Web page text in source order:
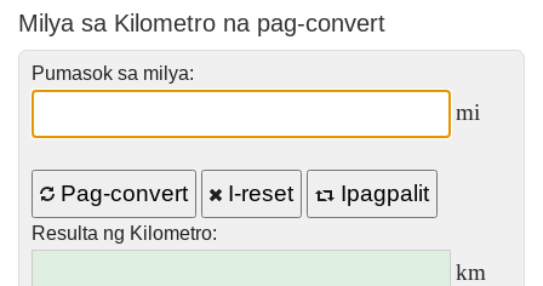
Milya sa Kilometro na pag-convert
Pumasok sa milya:
mi
Pag-convert I-reset Ipagpalit
Resulta ng Kilometro:
km